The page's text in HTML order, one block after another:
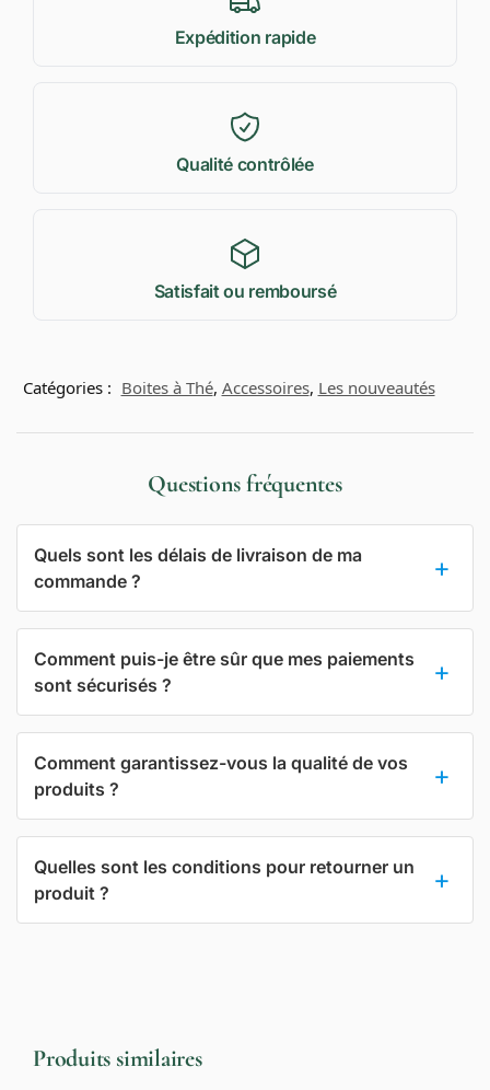
Expédition rapide
Qualité contrôlée
Satisfait ou remboursé
Catégories : Boites à Thé, Accessoires, Les nouveautés
Questions fréquentes
Quels sont les délais de livraison de ma
commande ?
Comment puis-je être sûr que mes paiements
sont sécurisés ?
Comment garantissez-vous la qualité de vos
produits ?
Quelles sont les conditions pour retourner un
produit ?
Produits similaires